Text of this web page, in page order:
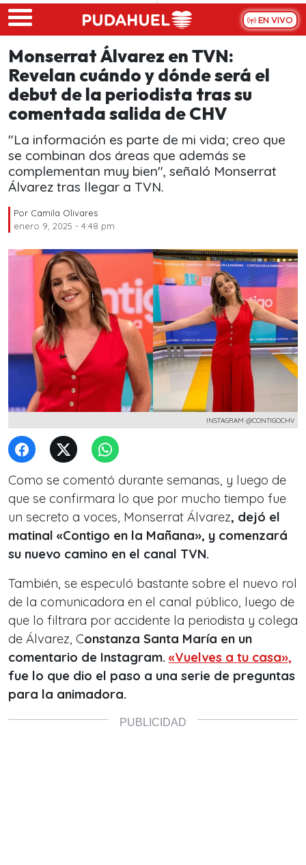
Skip to main content
EN VIVO
Monserrat Álvarez en TVN:
Revelan cuándo y dónde será el
debut de la periodista tras su
comentada salida de CHV
"La información es parte de mi vida; creo que
se combinan dos áreas que además se
complementan muy bien", señaló Monserrat
Álvarez tras llegar a TVN.
Por Camila Olivares
enero 9, 2025 - 4:48 pm
INSTAGRAM @CONTIGOCHV
Como se comentó durante semanas, y luego de
que se confirmara lo que por mucho tiempo fue
un secreto a voces, Monserrat Álvarez, dejó el
matinal «Contigo en la Mañana», y comenzará
su nuevo camino en el canal TVN.
También, se especuló bastante sobre el nuevo rol
de la comunicadora en el canal público, luego de
que lo filtrara por accidente la periodista y colega
de Álvarez, Constanza Santa María en un
comentario de Instagram. «Vuelves a tu casa»,
fue lo que dio el paso a una serie de preguntas
para la animadora.